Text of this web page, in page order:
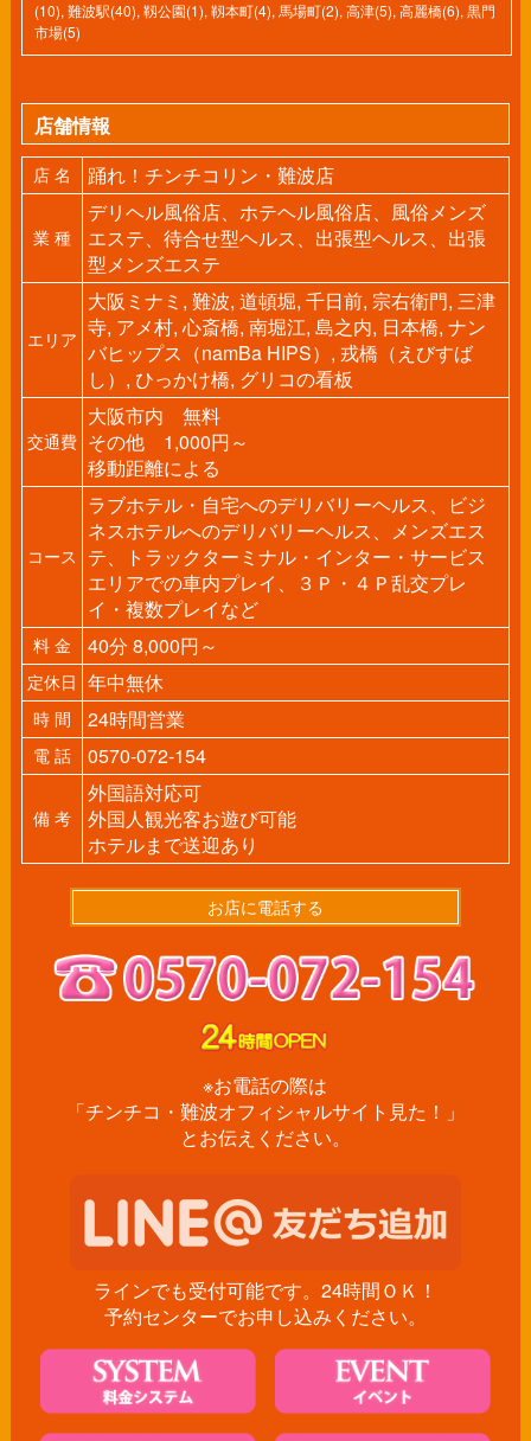
(10), 難波駅(40), 靱公園(1), 靱本町(4), 馬場町(2), 高津(5), 高麗橋(6), 黒門
市場(5)
店舗情報
店 名 踊れ！チンチコリン・難波店
業 種
デリヘル風俗店、ホテヘル風俗店、風俗メンズ
エステ、待合せ型ヘルス、出張型ヘルス、出張
型メンズエステ
エリア
大阪ミナミ, 難波, 道頓堀, 千日前, 宗右衛門, 三津
寺, アメ村, 心斎橋, 南堀江, 島之内, 日本橋, ナン
バヒップス（namBa HIPS）, 戎橋（えびすば
し）, ひっかけ橋, グリコの看板
交通費
大阪市内 無料
その他 1,000円～
移動距離による
コース
ラブホテル・自宅へのデリバリーヘルス、ビジ
ネスホテルへのデリバリーヘルス、メンズエス
テ、トラックターミナル・インター・サービス
エリアでの車内プレイ、３Ｐ・４Ｐ乱交プレ
イ・複数プレイなど
料 金 40分 8,000円～
定休日 年中無休
時 間 24時間営業
電 話 0570-072-154
備 考
外国語対応可
外国人観光客お遊び可能
ホテルまで送迎あり
お店に電話する
※お電話の際は
「チンチコ・難波オフィシャルサイト見た！」
とお伝えください。
ラインでも受付可能です。24時間ＯＫ！
予約センターでお申し込みください。